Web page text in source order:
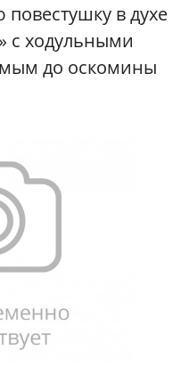
в духе
с ходульными
до оскомины